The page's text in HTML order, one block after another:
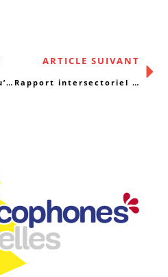
ASSOSS ASBL, parce qu’ensemble, on va plus loin …
ARTICLE SUIVANT
Rapport intersectoriel 2018